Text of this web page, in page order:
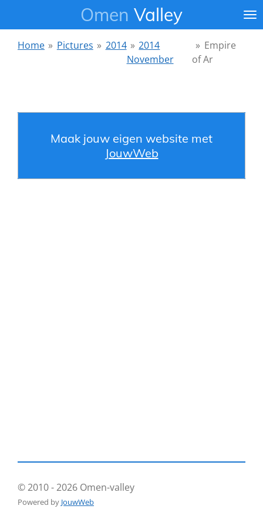
naar
Omen Valley
Home » Pictures » 2014 » 2014
November
» Empire
of Ar
Maak jouw eigen website met
JouwWeb
© 2010 - 2026 Omen-valley
Powered by JouwWeb